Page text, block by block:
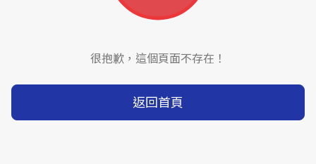
很抱歉，這個頁面不存在！
返回首頁